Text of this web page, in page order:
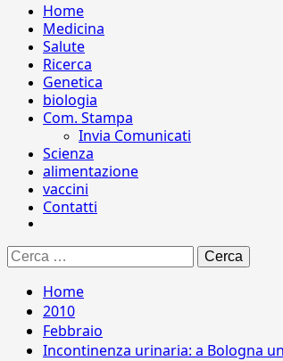
Home
Medicina
Salute
Ricerca
Genetica
biologia
Com. Stampa
Invia Comunicati
Scienza
alimentazione
vaccini
Contatti
Ricerca
per:
Home
2010
Febbraio
Incontinenza urinaria: a Bologna